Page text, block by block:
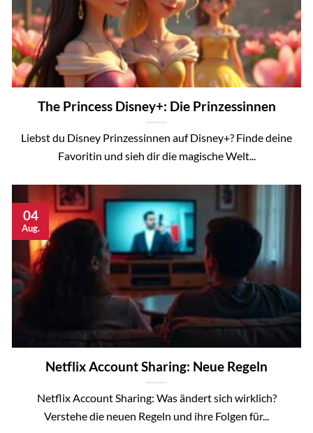
The Princess Disney+: Die Prinzessinnen
Liebst du Disney Prinzessinnen auf Disney+? Finde deine
Favoritin und sieh dir die magische Welt...
Netflix Account Sharing: Neue Regeln
Netflix Account Sharing: Was ändert sich wirklich?
Verstehe die neuen Regeln und ihre Folgen für...
04
Aug.